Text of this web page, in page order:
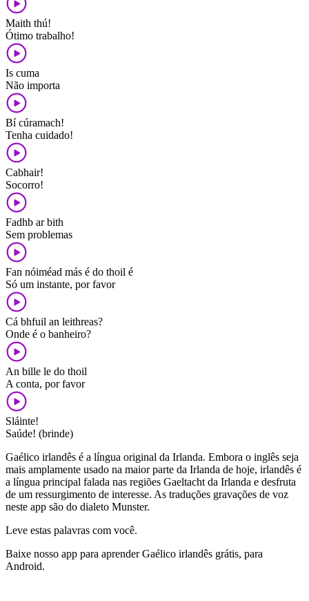
Maith thú!
Ótimo trabalho!
Is cuma
Não importa
Bí cúramach!
Tenha cuidado!
Cabhair!
Socorro!
Fadhb ar bith
Sem problemas
Fan nóiméad más é do thoil é
Só um instante, por favor
Cá bhfuil an leithreas?
Onde é o banheiro?
An bille le do thoil
A conta, por favor
Sláinte!
Saúde! (brinde)
Gaélico irlandês é a língua original da Irlanda. Embora o inglês seja
mais amplamente usado na maior parte da Irlanda de hoje, irlandês é
a língua principal falada nas regiões Gaeltacht da Irlanda e desfruta
de um ressurgimento de interesse. As traduções gravações de voz
neste app são do dialeto Munster.
Leve estas palavras com você.
Baixe nosso app para aprender Gaélico irlandês grátis, para
Android.